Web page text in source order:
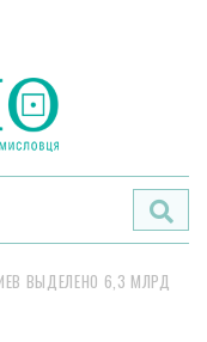
ВЫДЕЛЕНО 6,3 МЛРД